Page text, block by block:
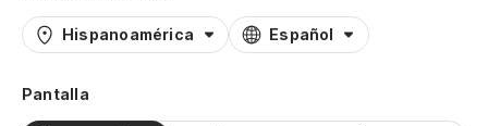
Hispanoamérica Español
Pantalla